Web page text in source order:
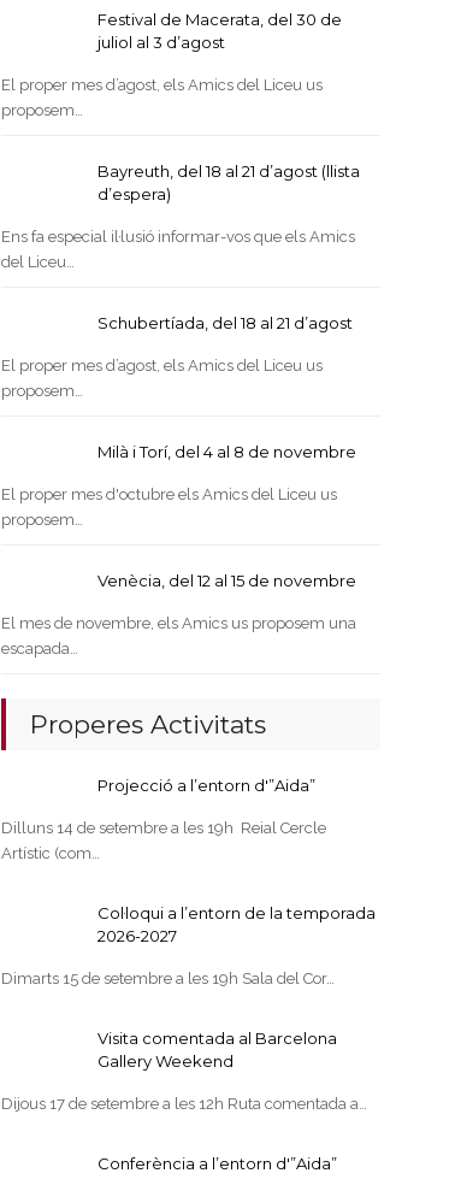
Festival de Macerata, del 30 de
juliol al 3 d’agost
El proper mes d’agost, els Amics del Liceu us
proposem…
Bayreuth, del 18 al 21 d’agost (llista
d’espera)
Ens fa especial il·lusió informar-vos que els Amics
del Liceu…
Schubertíada, del 18 al 21 d’agost
El proper mes d’agost, els Amics del Liceu us
proposem…
Milà i Torí, del 4 al 8 de novembre
El proper mes d'octubre els Amics del Liceu us
proposem…
Venècia, del 12 al 15 de novembre
El mes de novembre, els Amics us proposem una
escapada…
Properes Activitats
Projecció a l’entorn d'”Aida”
Dilluns 14 de setembre a les 19h Reial Cercle
Artístic (com…
Col·loqui a l’entorn de la temporada
2026-2027
Dimarts 15 de setembre a les 19h Sala del Cor…
Visita comentada al Barcelona
Gallery Weekend
Dijous 17 de setembre a les 12h Ruta comentada a…
Conferència a l’entorn d'”Aida”